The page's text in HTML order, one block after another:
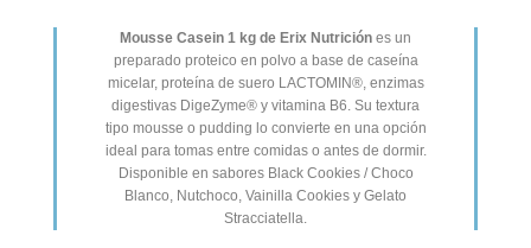
Mousse Casein 1 kg de Erix Nutrición es un
preparado proteico en polvo a base de caseína
micelar, proteína de suero LACTOMIN®, enzimas
digestivas DigeZyme® y vitamina B6. Su textura
tipo mousse o pudding lo convierte en una opción
ideal para tomas entre comidas o antes de dormir.
Disponible en sabores Black Cookies / Choco
Blanco, Nutchoco, Vainilla Cookies y Gelato
Stracciatella.